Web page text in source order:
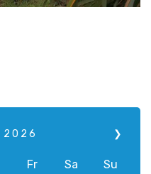
❯
2026
Fr Sa Su